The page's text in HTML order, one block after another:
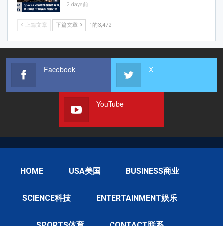
2 days前
上篇文章 下篇文章 1的3,472
Facebook X
YouTube
HOME USA美国 BUSINESS商业
SCIENCE科技 ENTERTAINMENT娱乐